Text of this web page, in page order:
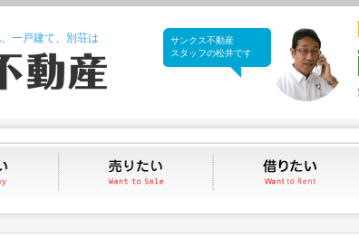
一戸建て、別荘は
サンクス不動産
サンクス不動産
スタッフの松井です
買いたい 売りたい